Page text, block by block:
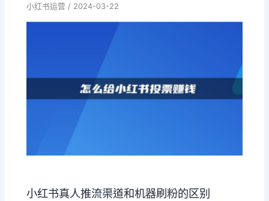
小红书运营 / 2024-03-22
小红书真人推流渠道和机器刷粉的区别